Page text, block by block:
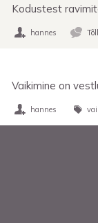
Kodustest
hannes
Vaikimine on
hannes